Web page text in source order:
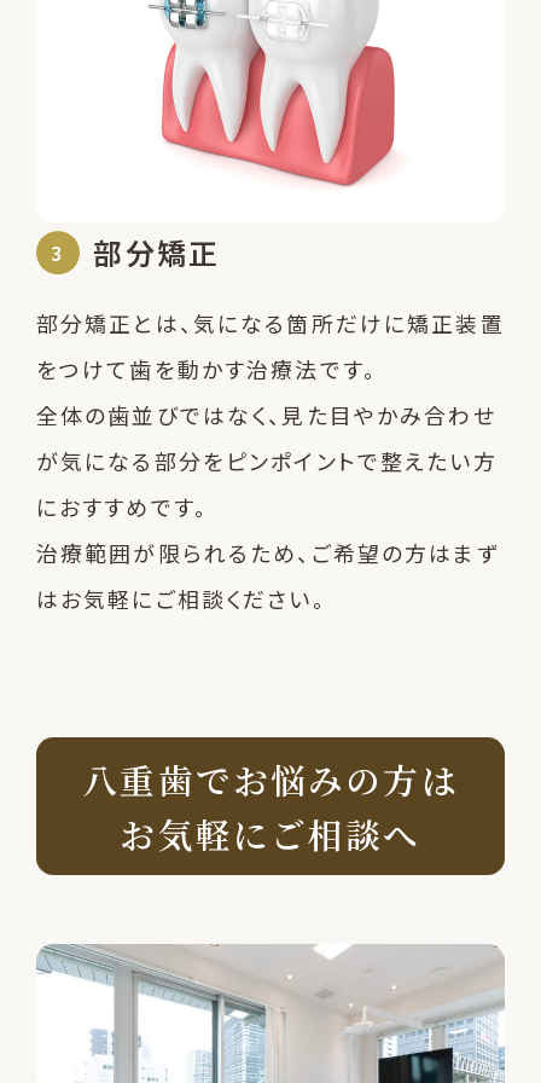
部分矯正
部分矯正とは、気になる箇所だけに矯正装置
をつけて歯を動かす治療法です。
全体の歯並びではなく、見た目やかみ合わせ
が気になる部分をピンポイントで整えたい方
におすすめです。
治療範囲が限られるため、ご希望の方はまず
はお気軽にご相談ください。
八重歯でお悩みの方は
お気軽にご相談へ